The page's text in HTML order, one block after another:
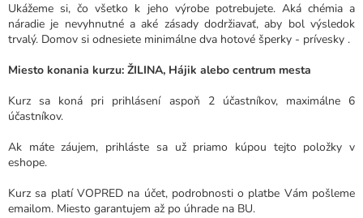
Ukážeme si, čo všetko k jeho výrobe potrebujete. Aká chémia a
náradie je nevyhnutné a aké zásady dodržiavať, aby bol výsledok
trvalý. Domov si odnesiete minimálne dva hotové šperky - prívesky .
Miesto konania kurzu: ŽILINA, Hájik alebo centrum mesta
Kurz sa koná pri prihlásení aspoň 2 účastníkov, maximálne 6
účastníkov.
Ak máte záujem, prihláste sa už priamo kúpou tejto položky v
eshope.
Kurz sa platí VOPRED na účet, podrobnosti o platbe Vám pošleme
emailom. Miesto garantujem až po úhrade na BU.